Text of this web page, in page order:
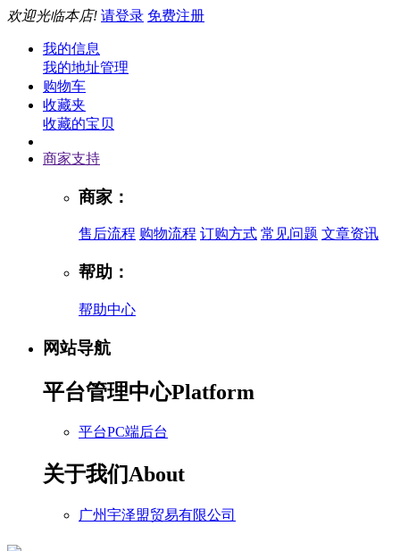
欢迎光临本店! 请登录 免费注册
我的信息
我的地址管理
购物车
收藏夹
收藏的宝贝
商家支持
商家：
售后流程 购物流程 订购方式 常见问题 文章资讯
帮助：
帮助中心
网站导航
平台管理中心Platform
平台PC端后台
关于我们About
广州宇泽盟贸易有限公司